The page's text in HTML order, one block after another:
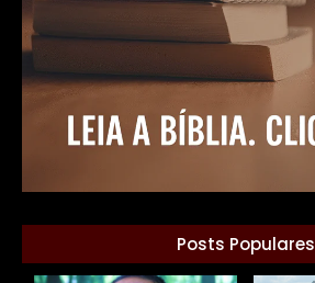
Posts Populares